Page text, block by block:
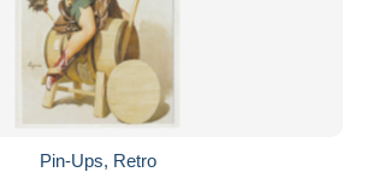
Pin-Ups, Retro